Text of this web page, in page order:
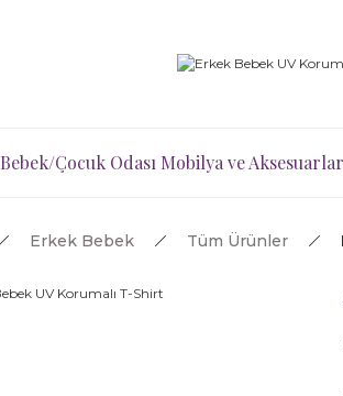
Bebek/Çocuk Odası Mobilya ve
Erkek Bebek Tüm Ürünler